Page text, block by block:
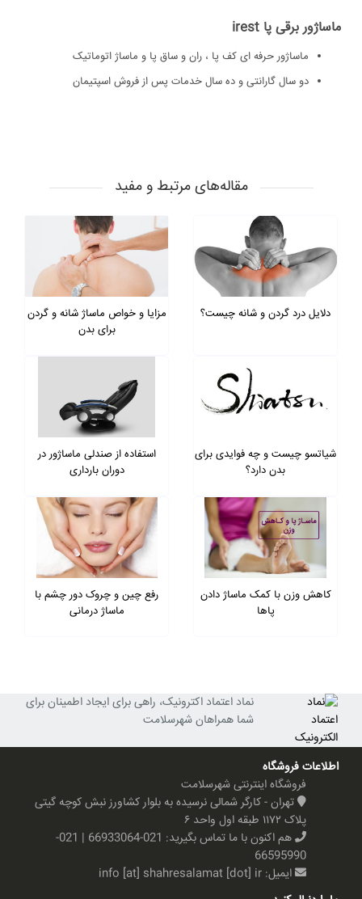
ماساژور برقی پا irest
ماساژور حرفه ای کف پا ، ران و ساق پا و ماساژ اتوماتیک
دو سال گارانتی و ده سال خدمات پس از فروش اسپتیمان
مقاله‌های مرتبط و مفید
دلایل درد گردن و شانه چیست؟
مزایا و خواص ماساژ شانه و گردن
برای بدن
شیاتسو چیست و چه فوایدی برای
بدن دارد؟
استفاده از صندلی ماساژور در
دوران بارداری
کاهش وزن با کمک ماساژ دادن
پاها
رفع چین و چروک دور چشم با
ماساژ درمانی
نماد اعتماد اکترونیک، راهی برای ایجاد اطمینان برای
شما همراهان شهرسلامت
اطلاعات فروشگاه
فروشگاه اینترنتی شهرسلامت
تهران - کارگر شمالی نرسیده به بلوار کشاورز نبش کوچه گیتی
پلاک ۱۱۷۲ طبقه اول واحد ۶
هم اکنون با ما تماس بگیرید:
021-66933064 | 021-
66595990
ایمیل: info [at] shahresalamat [dot] ir